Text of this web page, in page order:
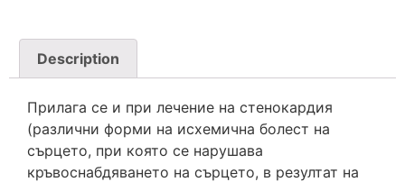
Description
Прилага се и при лечение на стенокардия
(различни форми на исхемична болест на
сърцето, при която се нарушава
кръвоснабдяването на сърцето, в резултат на